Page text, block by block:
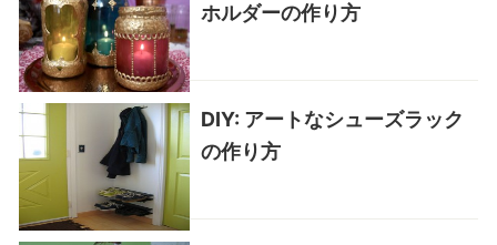
ホルダーの作り方
DIY: アートなシューズラック
の作り方